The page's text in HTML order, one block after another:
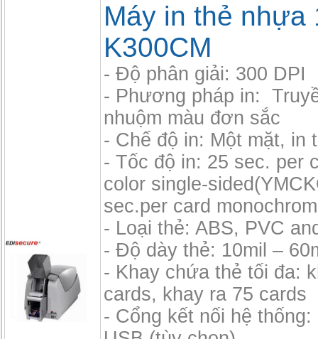
Máy in thẻ nhựa
K300CM
- Độ phân giải: 300 DPI
- Phương pháp in:
nhuộm màu đơn sắc
- Chế độ in: Một mặt, in
- Tốc độ in: 25 sec. per
color single-
sec.per card
- Loại thẻ: ABS, PVC
- Độ dày thẻ: 10mil –
- Khay chứa thẻ tối đa:
cards, khay ra 75 cards
- Cổng kết nối hệ thống: